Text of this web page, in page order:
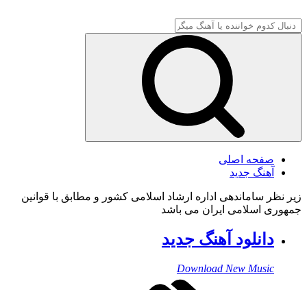
صفحه اصلی
آهنگ جدید
زیر نظر ساماندهی اداره ارشاد اسلامی کشور و مطابق با قوانین
جمهوری اسلامی ایران می باشد
دانلود آهنگ جدید
Download New Music